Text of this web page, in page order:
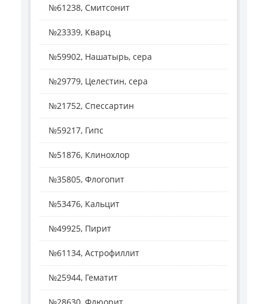
№61238, Смитсонит
№23339, Кварц
№59902, Нашатырь, сера
№29779, Целестин, сера
№21752, Спессартин
№59217, Гипс
№51876, Клинохлор
№35805, Флогопит
№53476, Кальцит
№49925, Пирит
№61134, Астрофиллит
№25944, Гематит